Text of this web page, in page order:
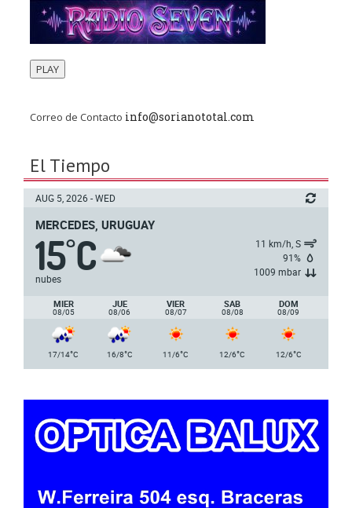
PLAY
Correo de Contacto info@sorianototal.com
El Tiempo
AUG 5, 2026 - WED
MERCEDES, URUGUAY
15°C
nubes
11 km/h, S
91%
1009 mbar
MIER
08/05
JUE
08/06
VIER
08/07
SAB
08/08
DOM
08/09
17/14°C 16/8°C 11/6°C 12/6°C 12/6°C